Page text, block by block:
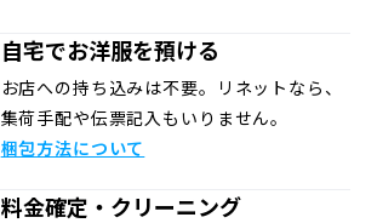
自宅でお洋服を預ける
お店への持ち込みは不要。リネットなら、
集荷手配や伝票記入もいりません。
梱包方法について
料金確定・クリーニング